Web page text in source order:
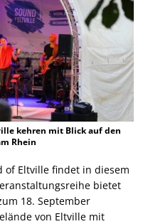
kehren mit Blick auf den
Rhein
of Eltville findet in diesem
bietet
18. September
von Eltville mit